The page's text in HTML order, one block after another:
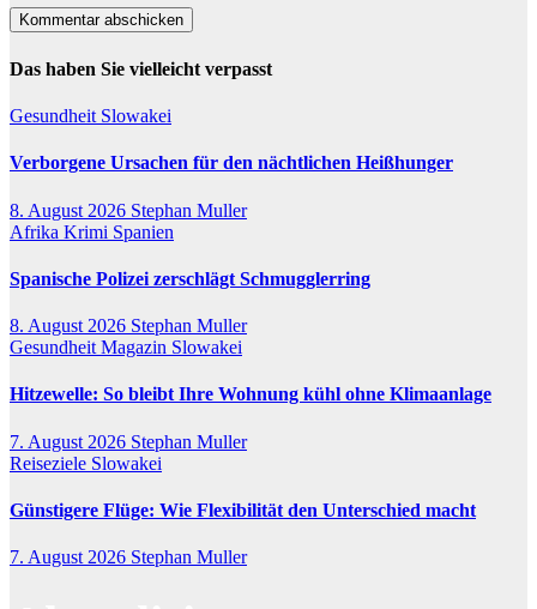
Das haben Sie vielleicht verpasst
Gesundheit Slowakei
Verborgene Ursachen für den nächtlichen Heißhunger
8. August 2026 Stephan Muller
Afrika Krimi Spanien
Spanische Polizei zerschlägt Schmugglerring
8. August 2026 Stephan Muller
Gesundheit Magazin Slowakei
Hitzewelle: So bleibt Ihre Wohnung kühl ohne Klimaanlage
7. August 2026 Stephan Muller
Reiseziele Slowakei
Günstigere Flüge: Wie Flexibilität den Unterschied macht
7. August 2026 Stephan Muller